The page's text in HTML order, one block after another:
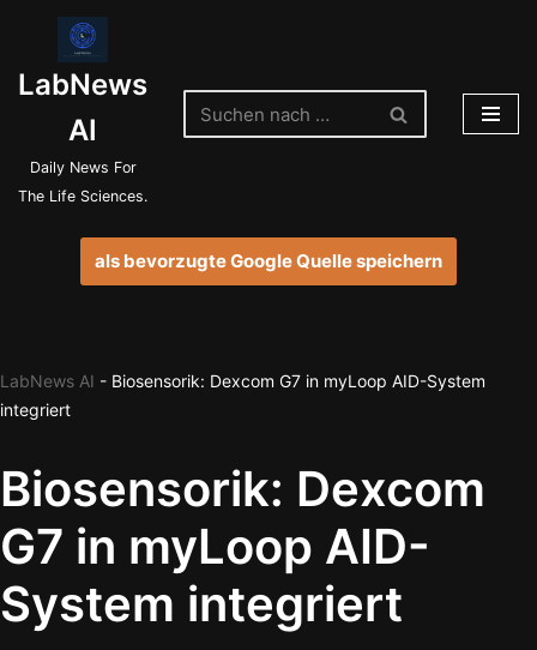
Inhalt
springen
LabNews
AI
Daily News For
The Life Sciences.
als bevorzugte Google Quelle speichern
LabNews AI - Biosensorik: Dexcom G7 in myLoop AID-System
integriert
Biosensorik: Dexcom
G7 in myLoop AID-
System integriert